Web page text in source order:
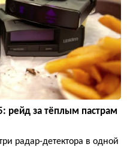
рейд за тёплым пастрам
радар-детектора в одной